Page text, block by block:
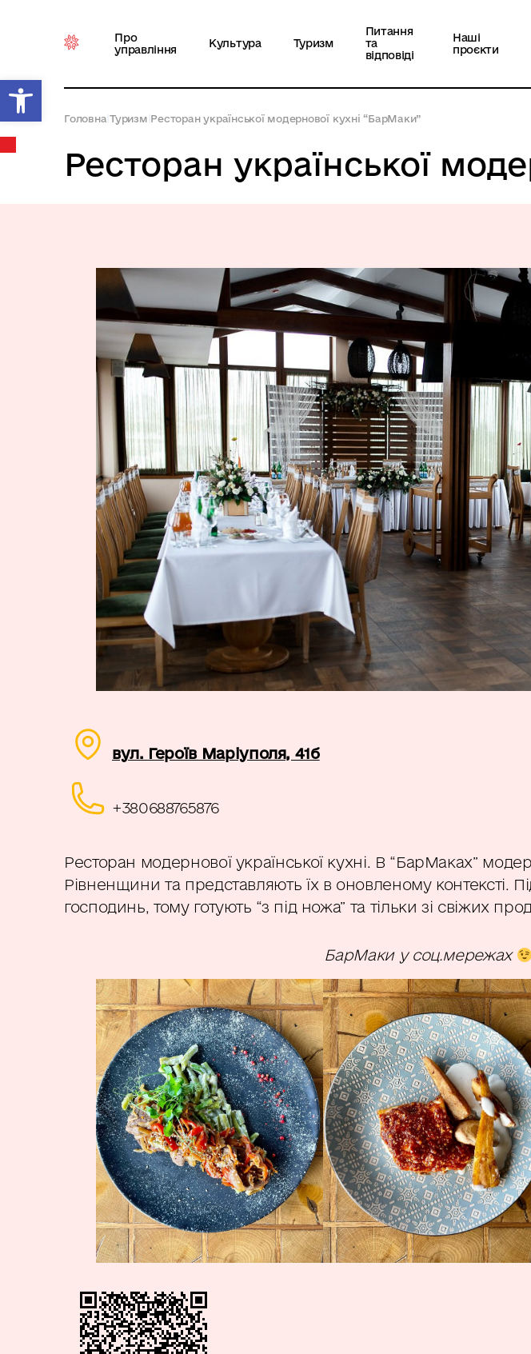
Відкрити Панель інструментів
Про
управління
Культура Туризм
Питання
та
відповіді
Наші
проєкти
Головна |Туризм Ресторан української модернової кухні “БарМаки”
Ресторан української
вул. Героїв Маріуполя, 41б
+380688765876
Ресторан модернової української кухні. В “БарМаках”
Рівненщини та представляють їх в оновленому контексті.
господинь, тому готують “з під ножа” та тільки зі свіжих
БарМаки у соц.мережах